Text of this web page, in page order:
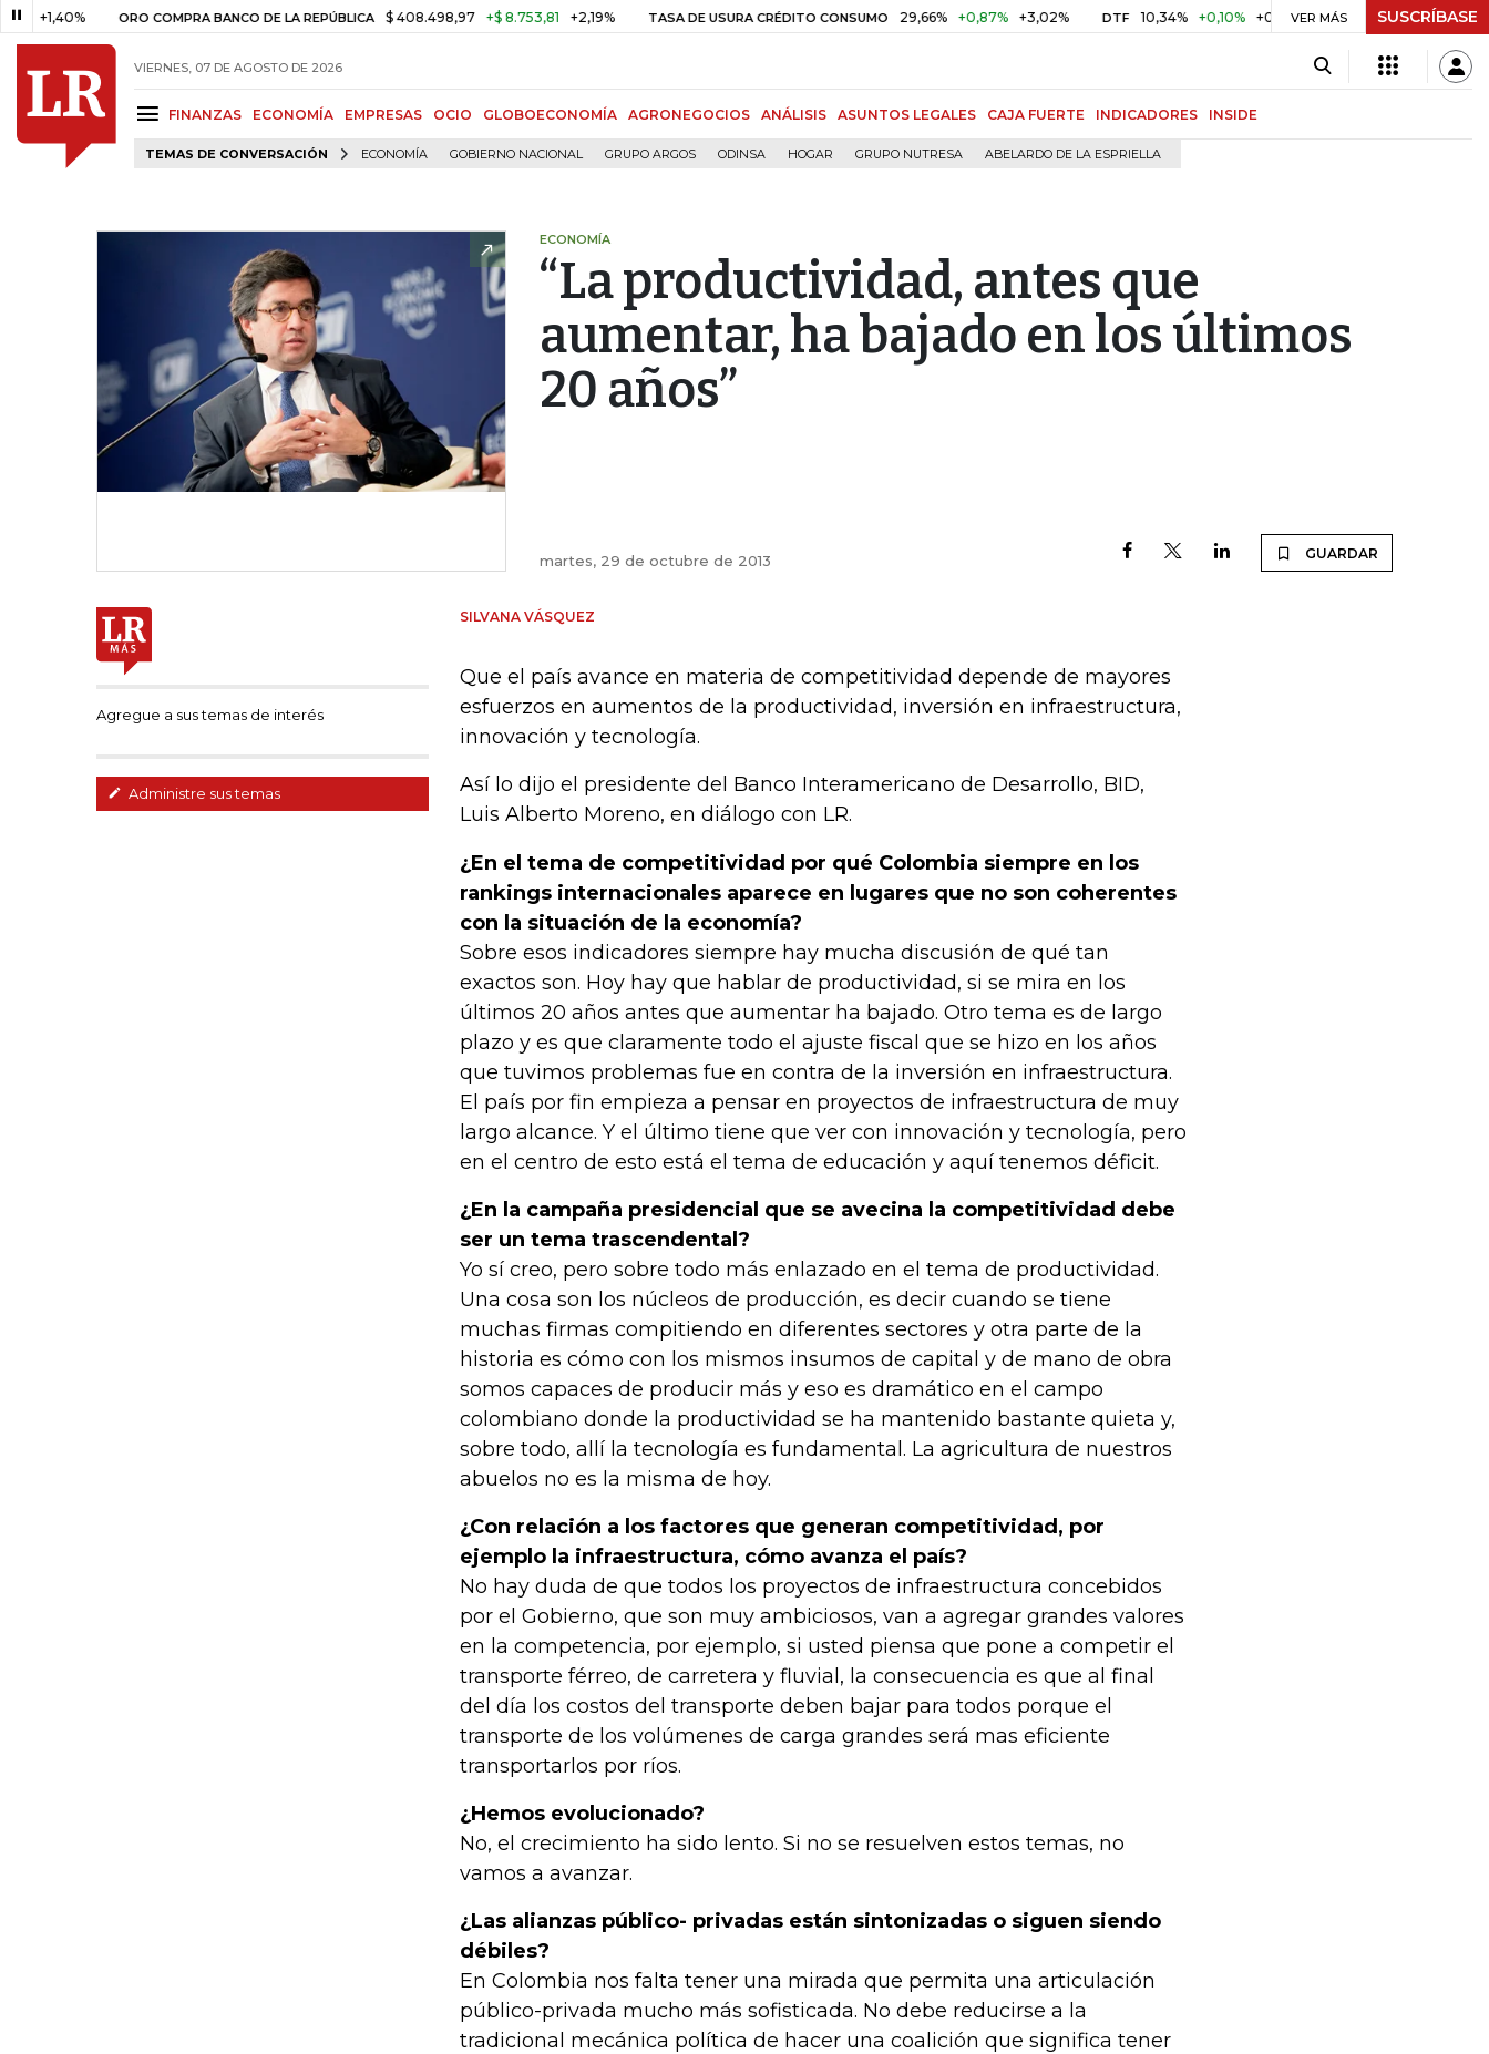
ORO COMPRA BANCO DE LA REPÚBLICA $ 408.498,97 +$ 8.753,81 +2,19% TASA DE USURA CRÉDITO CONSUMO 29,66% +0,87% +3,02% DTF 10,34% +0,10% +0,98% UVR $ 416,91 +$ 0,05 +0,01%
VER MÁS SUSCRÍBASE
VIERNES, 07 DE AGOSTO DE 2026
FINANZAS ECONOMÍA EMPRESAS OCIO GLOBOECONOMÍA AGRONEGOCIOS ANÁLISIS ASUNTOS LEGALES CAJA FUERTE INDICADORES INSIDE
TEMAS DE CONVERSACIÓN ECONOMÍA GOBIERNO NACIONAL GRUPO ARGOS ODINSA HOGAR GRUPO NUTRESA ABELARDO DE LA ESPRIELLA
ECONOMÍA
“La productividad, antes que
aumentar, ha bajado en los últimos
20 años”
martes, 29 de octubre de 2013 GUARDAR
Agregue a sus temas de interés
Administre sus temas
SILVANA VÁSQUEZ
Que el país avance en materia de competitividad depende de mayores
esfuerzos en aumentos de la productividad, inversión en infraestructura,
innovación y tecnología.
Así lo dijo el presidente del Banco Interamericano de Desarrollo, BID,
Luis Alberto Moreno, en diálogo con LR.
¿En el tema de competitividad por qué Colombia siempre en los
rankings internacionales aparece en lugares que no son coherentes
con la situación de la economía?
Sobre esos indicadores siempre hay mucha discusión de qué tan
exactos son. Hoy hay que hablar de productividad, si se mira en los
últimos 20 años antes que aumentar ha bajado. Otro tema es de largo
plazo y es que claramente todo el ajuste fiscal que se hizo en los años
que tuvimos problemas fue en contra de la inversión en infraestructura.
El país por fin empieza a pensar en proyectos de infraestructura de muy
largo alcance. Y el último tiene que ver con innovación y tecnología, pero
en el centro de esto está el tema de educación y aquí tenemos déficit.
¿En la campaña presidencial que se avecina la competitividad debe
ser un tema trascendental?
Yo sí creo, pero sobre todo más enlazado en el tema de productividad.
Una cosa son los núcleos de producción, es decir cuando se tiene
muchas firmas compitiendo en diferentes sectores y otra parte de la
historia es cómo con los mismos insumos de capital y de mano de obra
somos capaces de producir más y eso es dramático en el campo
colombiano donde la productividad se ha mantenido bastante quieta y,
sobre todo, allí la tecnología es fundamental. La agricultura de nuestros
abuelos no es la misma de hoy.
¿Con relación a los factores que generan competitividad, por
ejemplo la infraestructura, cómo avanza el país?
No hay duda de que todos los proyectos de infraestructura concebidos
por el Gobierno, que son muy ambiciosos, van a agregar grandes valores
en la competencia, por ejemplo, si usted piensa que pone a competir el
transporte férreo, de carretera y fluvial, la consecuencia es que al final
del día los costos del transporte deben bajar para todos porque el
transporte de los volúmenes de carga grandes será mas eficiente
transportarlos por ríos.
¿Hemos evolucionado?
No, el crecimiento ha sido lento. Si no se resuelven estos temas, no
vamos a avanzar.
¿Las alianzas público- privadas están sintonizadas o siguen siendo
débiles?
En Colombia nos falta tener una mirada que permita una articulación
público-privada mucho más sofisticada. No debe reducirse a la
tradicional mecánica política de hacer una coalición que significa tener